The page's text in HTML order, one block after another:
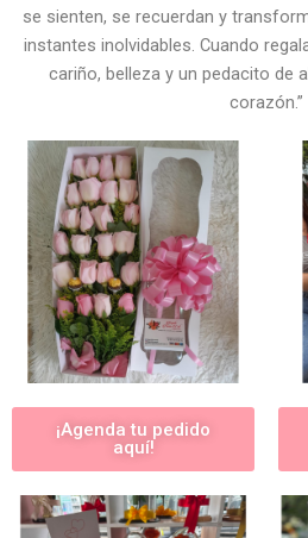
se sienten, se recuerdan y
instantes inolvidables. Cuando
cariño, belleza y un pedacito de
corazón.”
¡Agenda tu pedido
aquí!